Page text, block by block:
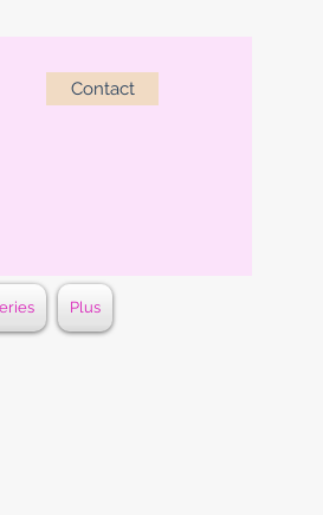
Contact
Plus